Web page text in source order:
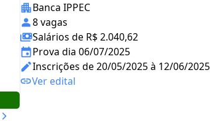
Banca IPPEC
8 vagas
Salários de R$ 2.040,62
Prova dia 06/07/2025
Inscrições de 20/05/2025 à 12/06/2025
Ver edital